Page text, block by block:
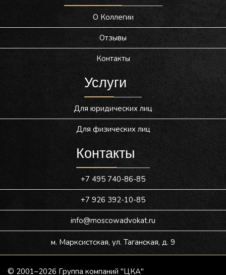
О Коллегии
Отзывы
Контакты
Услуги
Для юридических лиц
Для физических лиц
Контакты
+7 495 740-86-85
+7 926 392-10-85
info@moscowadvokat.ru
м. Марксистская, ул. Таганская, д. 9
© 2001–2026 Группа компаний "ЦКА"